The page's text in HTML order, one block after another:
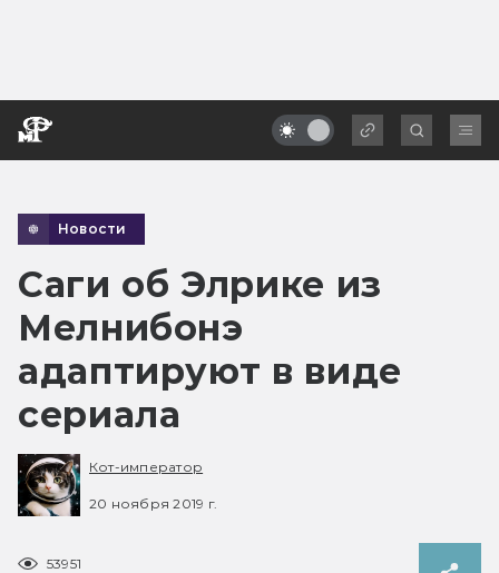
Новости
Саги об Элрике из
Мелнибонэ
адаптируют в виде
сериала
Кот-император
20 ноября 2019 г.
53951